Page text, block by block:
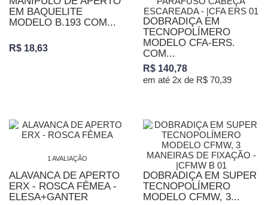
EM BAQUELITE
MODELO B.193 COM...
R$ 18,63
DOBRADIÇA EM
TECNOPOLÍMERO
MODELO CFA-ERS.
COM...
R$ 140,78
em até 2x de R$ 70,39
1 AVALIAÇÃO
ALAVANCA DE APERTO
ERX - ROSCA FÊMEA -
ELESA+GANTER
DOBRADIÇA EM SUPER
TECNOPOLÍMERO
MODELO CFMW, 3...